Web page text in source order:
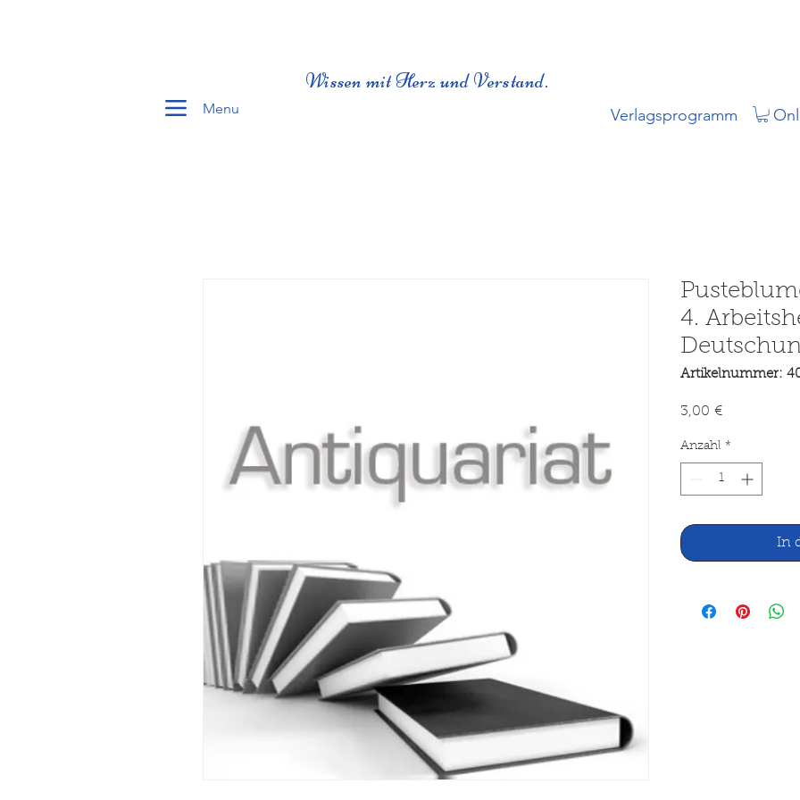
Menu
Wissen mit Herz und Verstand.
Verlagsprogramm
4.
Artikelnummer:
3,00 €Preis
Anzahl *
In